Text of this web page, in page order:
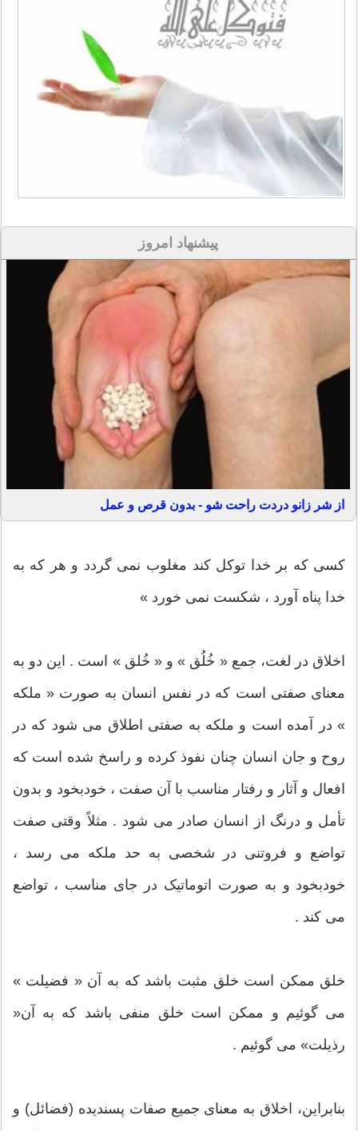
پیشنهاد امروز
از شر زانو دردت راحت شو - بدون قرص و عمل
کسی که بر خدا توکل کند مغلوب نمی گردد و هر که به
خدا پناه آورد ، شکست نمی خورد »
اخلاق در لغت، جمع « خُلُق » و « خُلق » است . این دو به
معنای صفتی است که در نفس انسان به صورت « ملکه
» در آمده است و ملکه به صفتی اطلاق می شود که در
روح و جان انسان چنان نفوذ کرده و راسخ شده است که
افعال و آثار و رفتار مناسب با آن صفت ، خودبخود و بدون
تأمل و درنگ از انسان صادر می شود . مثلاً وقتی صفت
تواضع و فروتنی در شخصی به حد ملکه می رسد ،
خودبخود و به صورت اتوماتیک در جای مناسب ، تواضع
می کند .
خلق ممکن است خلق مثبت باشد که به آن « فضیلت »
می گوئیم و ممکن است خلق منفی باشد که به آن«
رذیلت» می گوئیم .
بنابراین، اخلاق به معنای جمیع صفات پسندیده (فضائل) و